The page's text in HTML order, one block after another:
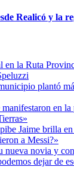
en la Ruta
plantó
en la
Jaime brilla
a Messi?»
nueva novia y
dejar de